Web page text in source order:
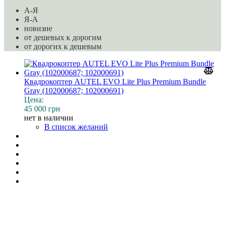
A-Я
Я-A
новизне
от дешевых к дорогим
от дорогих к дешевым
Квадрокоптер AUTEL EVO Lite Plus Premium Bundle
Gray (102000687; 102000691)
Цена:
45 000 грн
нет в наличии
В список желаний